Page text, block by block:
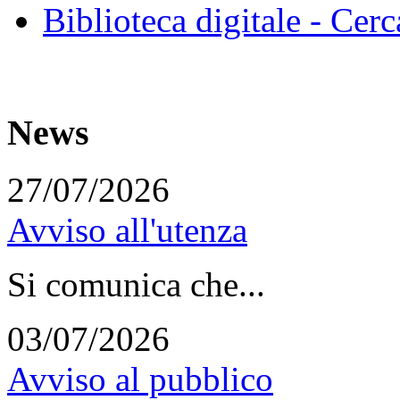
Biblioteca digitale -
News
27/07/2026
Avviso all'utenza
Si comunica che...
03/07/2026
Avviso al pubblico